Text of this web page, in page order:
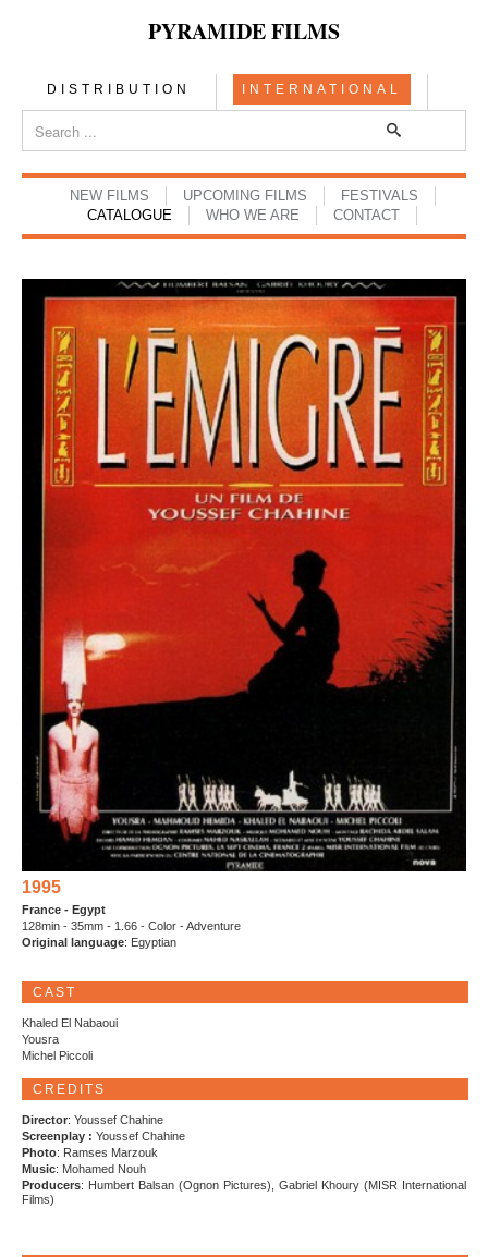
PYRAMIDE FILMS
DISTRIBUTION INTERNATIONAL
NEW FILMS UPCOMING FILMS
FESTIVALS
CATALOGUE
WHO WE ARE CONTACT
1995
France - Egypt
128min - 35mm - 1.66 - Color - Adventure
Original language: Egyptian
CAST
Khaled El Nabaoui
Yousra
Michel Piccoli
CREDITS
Director: Youssef Chahine
Screenplay : Youssef Chahine
Photo: Ramses Marzouk
Music: Mohamed Nouh
Producers: Humbert Balsan (Ognon Pictures), Gabriel Khoury (MISR International
Films)